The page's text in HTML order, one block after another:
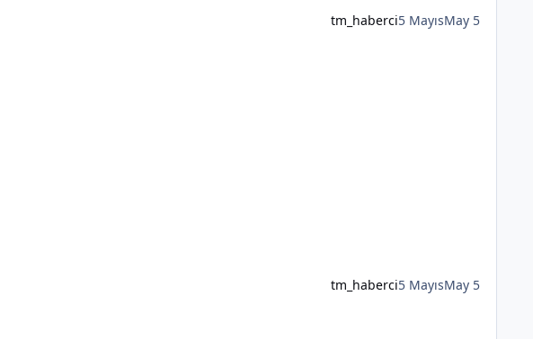
tm_haberci5 MayısMay 5
tm_haberci5 MayısMay 5